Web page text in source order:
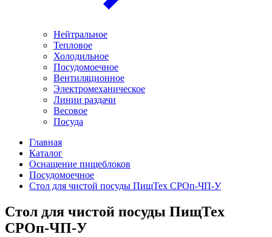
Нейтральное
Тепловое
Холодильное
Посудомоечное
Вентиляционное
Электромеханическое
Линии раздачи
Весовое
Посуда
Главная
Каталог
Оснащение пищеблоков
Посудомоечное
Стол для чистой посуды ПищТех СРОп-ЧП-У
Стол для чистой посуды ПищТех
СРОп-ЧП-У